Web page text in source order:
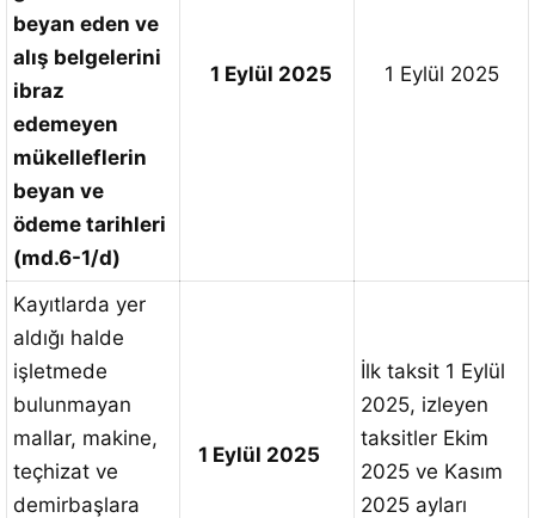
beyan eden ve
alış belgelerini
ibraz
edemeyen
mükelleflerin
beyan ve
ödeme tarihleri
(md.6-1/d)
1 Eylül 2025 1 Eylül 2025
Kayıtlarda yer
aldığı halde
işletmede
bulunmayan
mallar, makine,
teçhizat ve
demirbaşlara
1 Eylül 2025
İlk taksit 1 Eylül
2025, izleyen
taksitler Ekim
2025 ve Kasım
2025 ayları